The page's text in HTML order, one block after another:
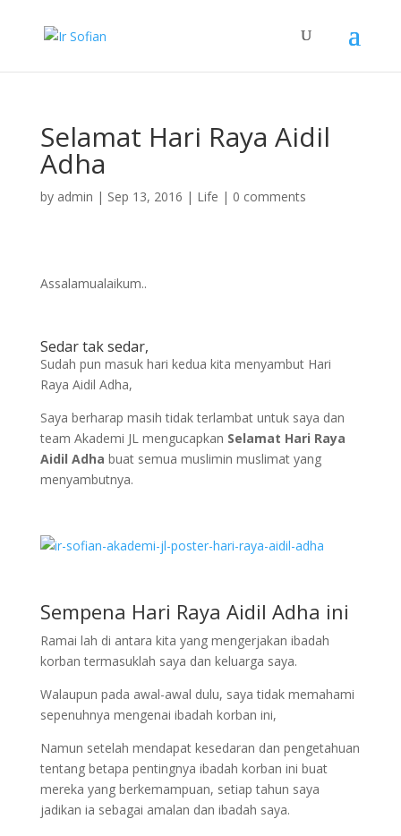
Selamat Hari Raya Aidil
Adha
by admin | Sep 13, 2016 | Life | 0 comments
Assalamualaikum..
Sedar tak sedar,
Sudah pun masuk hari kedua kita menyambut Hari
Raya Aidil Adha,
Saya berharap masih tidak terlambat untuk saya dan
team Akademi JL mengucapkan Selamat Hari Raya
Aidil Adha buat semua muslimin muslimat yang
menyambutnya.
Sempena Hari Raya Aidil Adha ini
Ramai lah di antara kita yang mengerjakan ibadah
korban termasuklah saya dan keluarga saya.
Walaupun pada awal-awal dulu, saya tidak memahami
sepenuhnya mengenai ibadah korban ini,
Namun setelah mendapat kesedaran dan pengetahuan
tentang betapa pentingnya ibadah korban ini buat
mereka yang berkemampuan, setiap tahun saya
jadikan ia sebagai amalan dan ibadah saya.